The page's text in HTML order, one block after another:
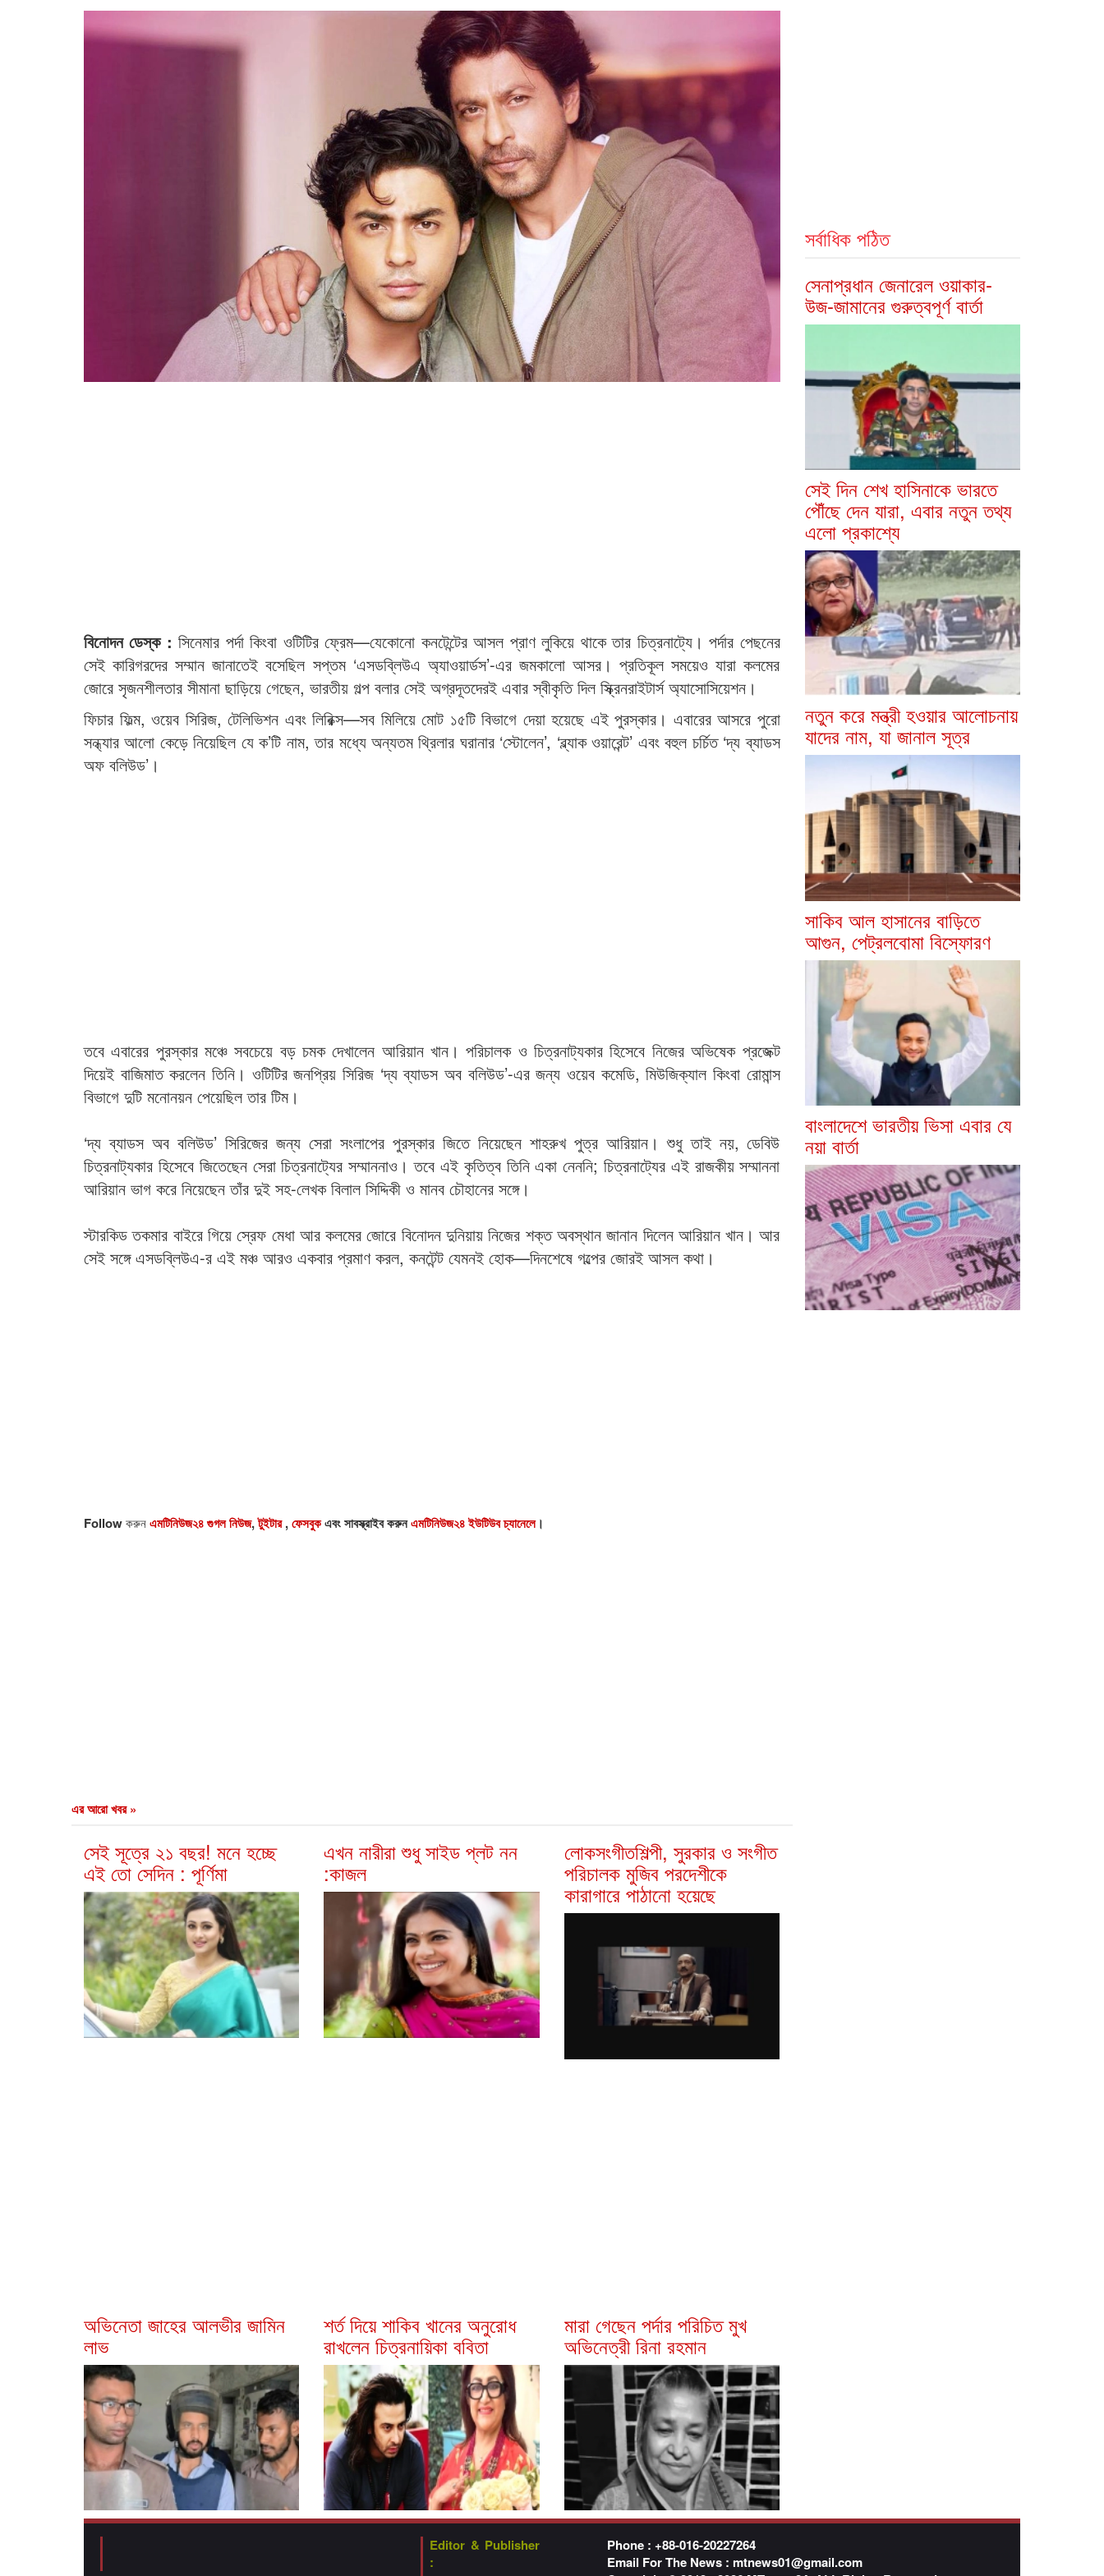
বিনোদন ডেস্ক : সিনেমার পর্দা কিংবা ওটিটির ফ্রেম—যেকোনো কনটেন্টের আসল প্রাণ লুকিয়ে থাকে তার চিত্রনাট্যে। পর্দার পেছনের
সেই কারিগরদের সম্মান জানাতেই বসেছিল সপ্তম ‘এসডব্লিউএ অ্যাওয়ার্ডস’-এর জমকালো আসর। প্রতিকূল সময়েও যারা কলমের
জোরে সৃজনশীলতার সীমানা ছাড়িয়ে গেছেন, ভারতীয় গল্প বলার সেই অগ্রদূতদেরই এবার স্বীকৃতি দিল স্ক্রিনরাইটার্স অ্যাসোসিয়েশন।
ফিচার ফিল্ম, ওয়েব সিরিজ, টেলিভিশন এবং লিরিক্স—সব মিলিয়ে মোট ১৫টি বিভাগে দেয়া হয়েছে এই পুরস্কার। এবারের আসরে পুরো
সন্ধ্যার আলো কেড়ে নিয়েছিল যে ক’টি নাম, তার মধ্যে অন্যতম থ্রিলার ঘরানার ‘স্টোলেন’, ‘ব্ল্যাক ওয়ারেন্ট’ এবং বহুল চর্চিত ‘দ্য ব্যাডস
অফ বলিউড’।
তবে এবারের পুরস্কার মঞ্চে সবচেয়ে বড় চমক দেখালেন আরিয়ান খান। পরিচালক ও চিত্রনাট্যকার হিসেবে নিজের অভিষেক প্রজেক্ট
দিয়েই বাজিমাত করলেন তিনি। ওটিটির জনপ্রিয় সিরিজ ‘দ্য ব্যাডস অব বলিউড’-এর জন্য ওয়েব কমেডি, মিউজিক্যাল কিংবা রোমান্স
বিভাগে দুটি মনোনয়ন পেয়েছিল তার টিম।
‘দ্য ব্যাডস অব বলিউড’ সিরিজের জন্য সেরা সংলাপের পুরস্কার জিতে নিয়েছেন শাহরুখ পুত্র আরিয়ান। শুধু তাই নয়, ডেবিউ
চিত্রনাট্যকার হিসেবে জিতেছেন সেরা চিত্রনাট্যের সম্মাননাও। তবে এই কৃতিত্ব তিনি একা নেননি; চিত্রনাট্যের এই রাজকীয় সম্মাননা
আরিয়ান ভাগ করে নিয়েছেন তাঁর দুই সহ-লেখক বিলাল সিদ্দিকী ও মানব চৌহানের সঙ্গে।
স্টারকিড তকমার বাইরে গিয়ে স্রেফ মেধা আর কলমের জোরে বিনোদন দুনিয়ায় নিজের শক্ত অবস্থান জানান দিলেন আরিয়ান খান। আর
সেই সঙ্গে এসডব্লিউএ-র এই মঞ্চ আরও একবার প্রমাণ করল, কনটেন্ট যেমনই হোক—দিনশেষে গল্পের জোরই আসল কথা।
Followকরুনএমটিনিউজ২৪ গুগল নিউজ,টুইটার,ফেসবুকএবং সাবস্ক্রাইব করুনএমটিনিউজ২৪ ইউটিউব চ্যানেলে।
এর আরো খবর »
সেই সূত্রে ২১ বছর! মনে হচ্ছে
এই তো সেদিন : পূর্ণিমা
এখন নারীরা শুধু সাইড প্লট নন
:কাজল
লোকসংগীতশিল্পী, সুরকার ও সংগীত
পরিচালক মুজিব পরদেশীকে
কারাগারে পাঠানো হয়েছে
অভিনেতা জাহের আলভীর জামিন
লাভ
শর্ত দিয়ে শাকিব খানের অনুরোধ
রাখলেন চিত্রনায়িকা ববিতা
মারা গেছেন পর্দার পরিচিত মুখ
অভিনেত্রী রিনা রহমান
সর্বাধিক পঠিত
সেনাপ্রধান জেনারেল ওয়াকার-
উজ-জামানের গুরুত্বপূর্ণ বার্তা
সেই দিন শেখ হাসিনাকে ভারতে
পৌঁছে দেন যারা, এবার নতুন তথ্য
এলো প্রকাশ্যে
নতুন করে মন্ত্রী হওয়ার আলোচনায়
যাদের নাম, যা জানাল সূত্র
সাকিব আল হাসানের বাড়িতে
আগুন, পেট্রলবোমা বিস্ফোরণ
বাংলাদেশে ভারতীয় ভিসা এবার যে
নয়া বার্তা
Editor & Publisher
:
Phone : +88-016-20227264
Email For The News : mtnews01@gmail.com